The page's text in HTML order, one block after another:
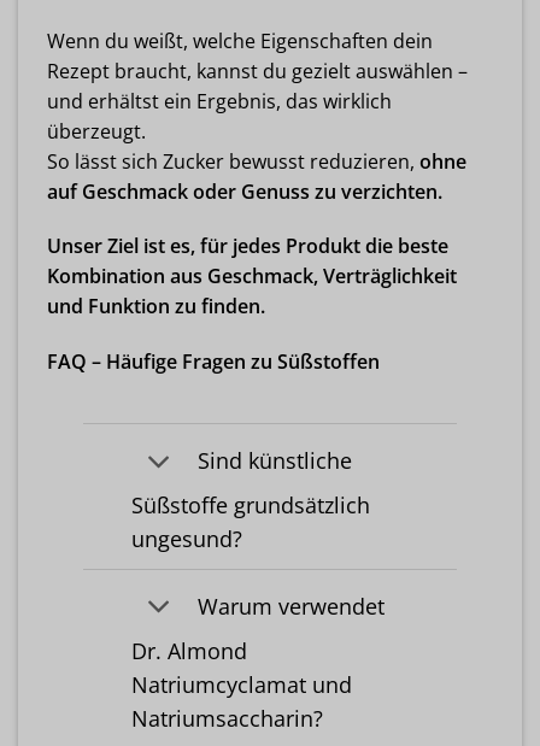
Wenn du weißt, welche Eigenschaften dein
Rezept braucht, kannst du gezielt auswählen –
und erhältst ein Ergebnis, das wirklich
überzeugt.
So lässt sich Zucker bewusst reduzieren, ohne
auf Geschmack oder Genuss zu verzichten.
Unser Ziel ist es, für jedes Produkt die beste
Kombination aus Geschmack, Verträglichkeit
und Funktion zu finden.
FAQ – Häufige Fragen zu Süßstoffen
Sind künstliche
Süßstoffe grundsätzlich
ungesund?
Warum verwendet
Dr. Almond
Natriumcyclamat und
Natriumsaccharin?